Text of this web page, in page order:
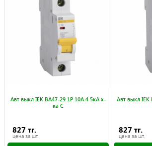
Авт выкл IEK ВА47-29 1Р 10А 4 5кА х-
ка С
827 тг.
цена за шт.
Авт выкл IEK
827 тг.
цена за шт.